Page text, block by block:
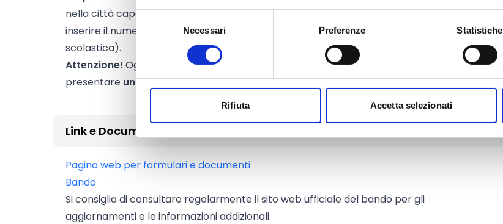
Selezione
del
Necessari Preferenze Statistiche
Rifiuta Accetta selezionati
nella città capoluogo di provincia, Savona (gli Istituti comprensivi dovranno
inserire il numero dei plessi coinvolti, ma rappresentano una singola realtà
scolastica).
Attenzione! Ogni ente, anche nella veste di capofila o partner, ha la facoltà di
presentare una sola richiestaall’interno del bando.
Link e Documenti
Pagina web per formulari e documenti
Bando
Si consiglia di consultare regolarmente il sito web ufficiale del bando per gli
aggiornamenti e le informazioni addizionali.